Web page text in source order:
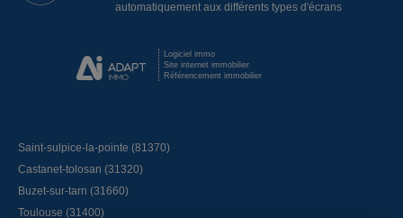
automatiquement aux différents types d'écrans
Logiciel immo
Site internet immobilier
Référencement immobilier
Saint-sulpice-la-pointe (81370)
Castanet-tolosan (31320)
Buzet-sur-tarn (31660)
Toulouse (31400)